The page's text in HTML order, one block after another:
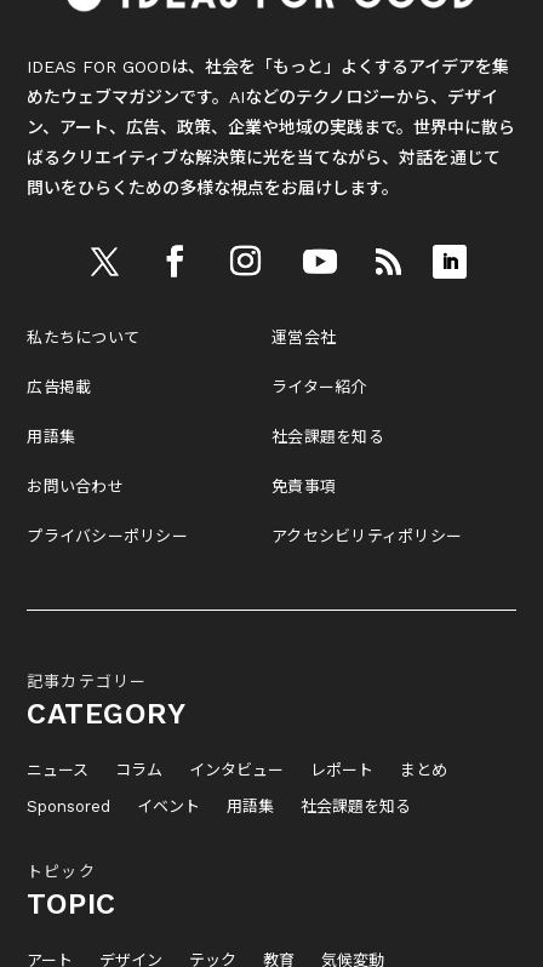
IDEAS FOR GOODは、社会を「もっと」よくするアイデアを集
めたウェブマガジンです。AIなどのテクノロジーから、デザイ
ン、アート、広告、政策、企業や地域の実践まで。世界中に散ら
ばるクリエイティブな解決策に光を当てながら、対話を通じて
問いをひらくための多様な視点をお届けします。
私たちについて
広告掲載
用語集
お問い合わせ
プライバシーポリシー
運営会社
ライター紹介
社会課題を知る
免責事項
アクセシビリティポリシー
記事カテゴリー
CATEGORY
ニュース コラム インタビュー レポート
まとめ
Sponsored
イベント 用語集 社会課題を知る
トピック
TOPIC
アート デザイン テック 教育 気候変動